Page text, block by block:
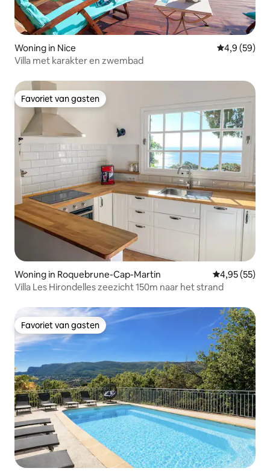
Woning in Nice Gemiddelde
4,9 (59)
Villa met karakter en zwembad
Favoriet van gasten
Favoriet van gasten
Woning in Roquebrune-Cap-Martin Gemiddelde
4,95 (55)
Villa Les Hirondelles zeezicht 150m naar het strand
Favoriet van gasten
Favoriet van gasten